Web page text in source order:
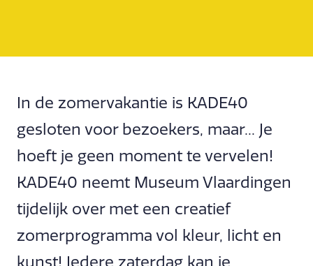
In de zomervakantie is KADE40
gesloten voor bezoekers, maar... Je
hoeft je geen moment te vervelen!
KADE40 neemt Museum Vlaardingen
tijdelijk over met een creatief
zomerprogramma vol kleur, licht en
kunst! Iedere zaterdag kan je